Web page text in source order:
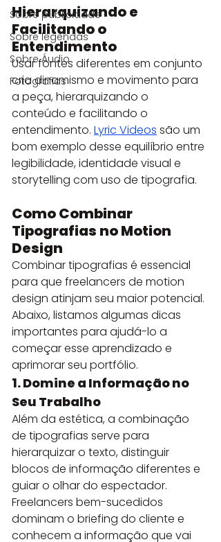
Sobre publicidade
Sobre legendas
Sobre Áudio
Fotografias
Hierarquizando e
Facilitando o
Entendimento
Usar fontes diferentes em conjunto
cria dinamismo e movimento para
a peça, hierarquizando o
conteúdo e facilitando o
entendimento. Lyric Videos são um
bom exemplo desse equilíbrio entre
legibilidade, identidade visual e
storytelling com uso de tipografia.
Como Combinar
Tipografias no Motion
Design
Combinar tipografias é essencial
para que freelancers de motion
design atinjam seu maior potencial.
Abaixo, listamos algumas dicas
importantes para ajudá-lo a
começar esse aprendizado e
aprimorar seu portfólio.
1. Domine a Informação no
Seu Trabalho
Além da estética, a combinação
de tipografias serve para
hierarquizar o texto, distinguir
blocos de informação diferentes e
guiar o olhar do espectador.
Freelancers bem-sucedidos
dominam o briefing do cliente e
conhecem a informação que vai